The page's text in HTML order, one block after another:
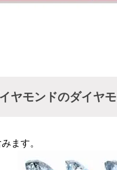
ヤモンドのダイヤ
ます。